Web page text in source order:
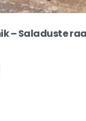
– Saladuste